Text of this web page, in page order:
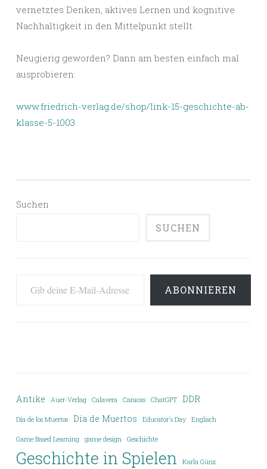
vernetztes Denken, aktives Lernen und kognitive
Nachhaltigkeit in den Mittelpunkt stellt.
Neugierig geworden? Dann am besten einfach mal
ausprobieren:
www.friedrich-verlag.de/shop/link-15-geschichte-ab-
klasse-5-1003
Suchen
SUCHEN
ABONNIEREN
Antike Auer-Verlag Calavera Caracas ChatGPT DDR
Día de los Muertos Día de Muertos Educator's Day Englisch
Game Based Learning game design Geschichte
Geschichte in Spielen Karla Günz